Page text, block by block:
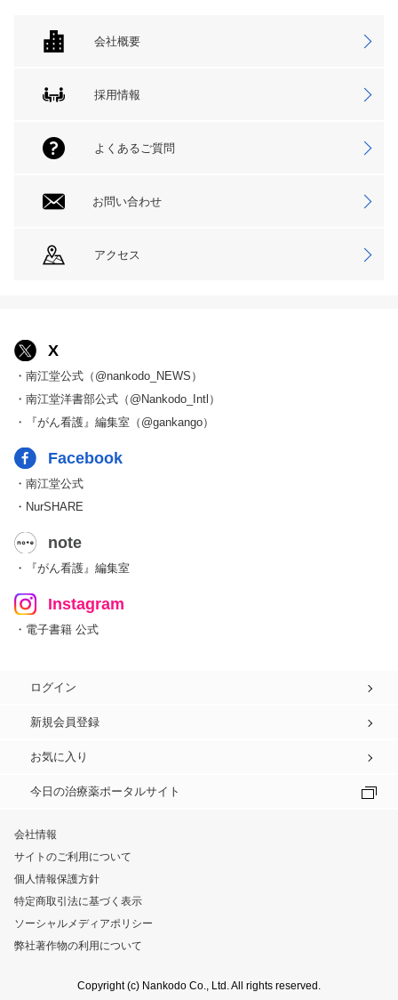
会社概要
採用情報
よくあるご質問
お問い合わせ
アクセス
X
・南江堂公式（@nankodo_NEWS）
・南江堂洋書部公式（@Nankodo_Intl）
・『がん看護』編集室（@gankango）
Facebook
・南江堂公式
・NurSHARE
note
・『がん看護』編集室
Instagram
・電子書籍 公式
ログイン
新規会員登録
お気に入り
今日の治療薬ポータルサイト
会社情報
サイトのご利用について
個人情報保護方針
特定商取引法に基づく表示
ソーシャルメディアポリシー
弊社著作物の利用について
Copyright (c) Nankodo Co., Ltd. All rights reserved.